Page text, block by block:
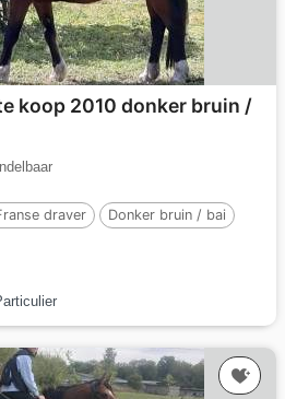
koop 2010 donker bruin /
draver
Donker bruin / bai